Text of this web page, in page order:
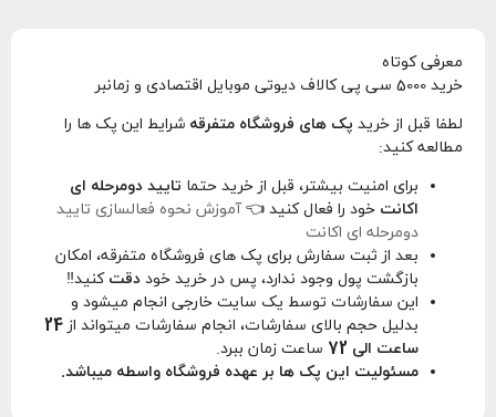
معرفی کوتاه
خرید 5000 سی پی کالاف دیوتی موبایل اقتصادی و زمانبر
لطفا قبل از خرید پک های فروشگاه متفرقه شرایط این پک ها را
مطالعه کنید:
برای امنیت بیشتر، قبل از خرید حتما تایید دومرحله ای
اکانت خود را فعال کنید 👈آموزش نحوه فعالسازی تایید
دومرحله ای اکانت
بعد از ثبت سفارش برای پک های فروشگاه متفرقه، امکان
بازگشت پول وجود ندارد، پس در خرید خود دقت کنید‼️
این سفارشات توسط یک سایت خارجی انجام میشود و
بدلیل حجم بالای سفارشات، انجام سفارشات میتواند از 24
ساعت الی 72
ساعت زمان ببرد.
مسئولیت این پک ها بر عهده فروشگاه واسطه میباشد.